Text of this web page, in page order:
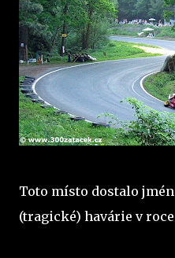
Toto místo dostalo
(tragické) havárie v roce